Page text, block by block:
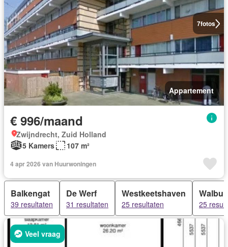
7fotos
Appartement
€ 996/maand
Zwijndrecht, Zuid Holland
5 Kamers
107 m²
4 apr 2026 van Huurwoningen
Balkengat
39 resultaten
De Werf
31 resultaten
Westkeetshaven
25 resultaten 25
Veel vraag